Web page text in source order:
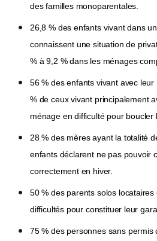
des familles monoparentales.
26,8 % des enfants vivant dans
connaissent une situation de
% à 9,2 % dans les ménages
56 % des enfants vivant avec
% de ceux vivant principalement
ménage en difficulté pour boucler
28 % des mères ayant la totalité
enfants déclarent ne pas pouvoir
correctement en hiver.
50 % des parents solos
difficultés pour constituer leur
75 % des personnes sans permis